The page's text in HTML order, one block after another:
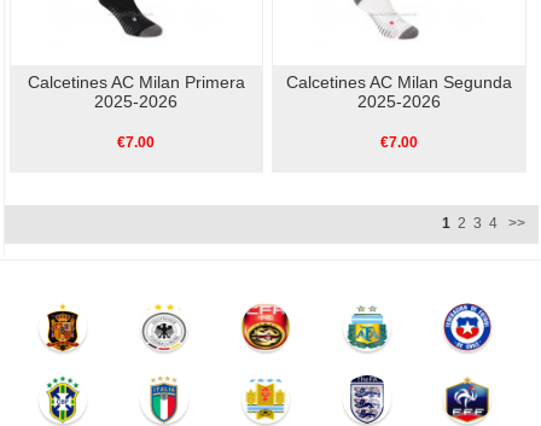
Calcetines AC Milan Primera
2025-2026
€7.00
Calcetines AC Milan Segunda
2025-2026
€7.00
1 2 3 4 >>